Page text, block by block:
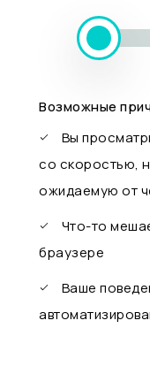
Возможные
Вы
со скоростью,
ожидаемую от
Что-то
браузере
Ваше